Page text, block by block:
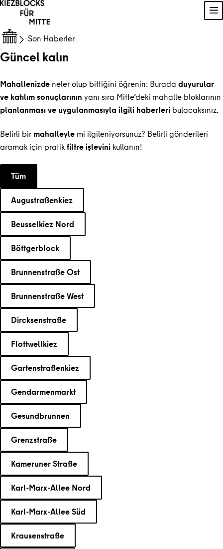
İçeriğe geç
Son Haberler
Güncel kalın
Mahallenizde neler olup bittiğini öğrenin: Burada duyurular
ve katılım sonuçlarının yanı sıra Mitte’deki mahalle bloklarının
planlanması ve uygulanmasıyla ilgili haberleri bulacaksınız.
Belirli birmahalleyle mi ilgileniyorsunuz? Belirli gönderileri
aramak için pratikfiltre işlevini kullanın!
Bir kategori seçin
Tüm
Augustraßenkiez
Beusselkiez Nord
Böttgerblock
Brunnenstraße Ost
Brunnenstraße West
Dircksenstraße
Flottwellkiez
Gartenstraßenkiez
Gendarmenmarkt
Gesundbrunnen
Grenzstraße
Kameruner Straße
Karl-Marx-Allee Nord
Karl-Marx-Allee Süd
Krausenstraße